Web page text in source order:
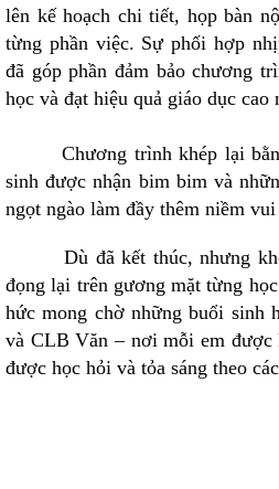
lên kế hoạch chi tiết, họp bàn
từng phần việc. Sự phối hợp
đã góp phần đảm bảo chương
học và đạt hiệu quả giáo dục cao
Chương trình khép lại bằng
sinh được nhận bim bim và
ngọt ngào làm đầy thêm niềm
Dù đã kết thúc, nhưng
đọng lại trên gương mặt từng
hức mong chờ những buổi sinh
và CLB Văn – nơi mỗi em được
được học hỏi và tỏa sáng theo